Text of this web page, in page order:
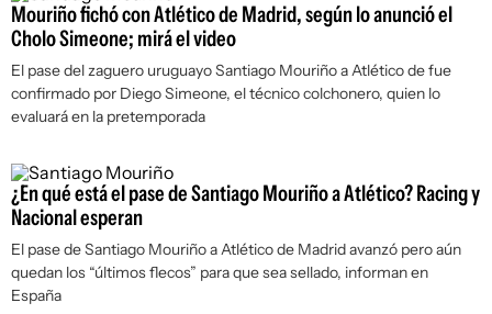
Mouriño fichó con Atlético de Madrid, según lo anunció el
Cholo Simeone; mirá el video
El pase del zaguero uruguayo Santiago Mouriño a Atlético de fue
confirmado por Diego Simeone, el técnico colchonero, quien lo
evaluará en la pretemporada
¿En qué está el pase de Santiago Mouriño a Atlético? Racing y
Nacional esperan
El pase de Santiago Mouriño a Atlético de Madrid avanzó pero aún
quedan los “últimos flecos” para que sea sellado, informan en
España